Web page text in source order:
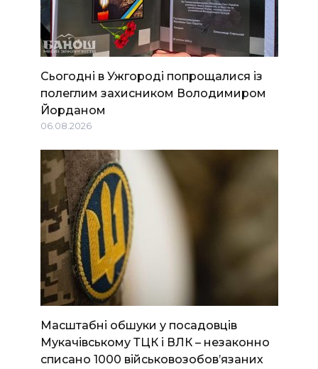
Сьогодні в Ужгороді попрощалися із
полеглим захисником Володимиром
Йорданом
06.08.2026
Масштабні обшуки у посадовців
Мукачівському ТЦК і ВЛК – незаконно
списано 1000 військовозобов’язаних